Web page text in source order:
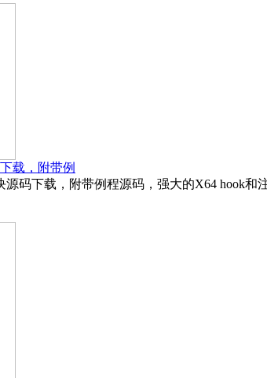
载，附带例
源码下载，附带例程源码，强大的X64 hook和